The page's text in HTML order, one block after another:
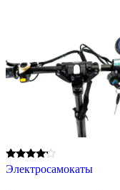
Rated
Электросамокаты